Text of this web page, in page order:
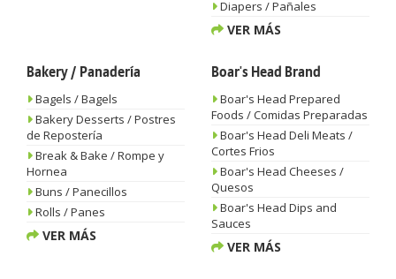
Diapers / Pañales
VER MÁS
Bakery / Panadería
Bagels / Bagels
Bakery Desserts / Postres
de Repostería
Break & Bake / Rompe y
Hornea
Buns / Panecillos
Rolls / Panes
VER MÁS
Boar's Head Brand
Boar's Head Prepared
Foods / Comidas Preparadas
Boar's Head Deli Meats /
Cortes Frios
Boar's Head Cheeses /
Quesos
Boar's Head Dips and
Sauces
VER MÁS